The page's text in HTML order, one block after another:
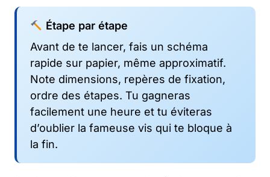
Étape par étape
Avant de te lancer, fais un schéma
rapide sur papier, même approximatif.
Note dimensions, repères de fixation,
ordre des étapes. Tu gagneras
facilement une heure et tu éviteras
d’oublier la fameuse vis qui te bloque à
la fin.